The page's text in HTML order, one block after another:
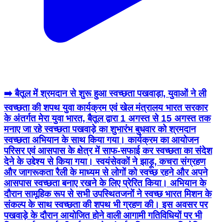
➡️ बैतूल में श्रमदान से शुरू हुआ स्वच्छता पखवाड़ा, युवाओं ने ली
स्वच्छता की शपथ युवा कार्यक्रम एवं खेल मंत्रालय भारत सरकार
के अंतर्गत मेरा युवा भारत, बैतूल द्वारा 1 अगस्त से 15 अगस्त तक
मनाए जा रहे स्वच्छता पखवाड़े का शुभारंभ बुधवार को श्रमदान
स्वच्छता अभियान के साथ किया गया। कार्यक्रम का आयोजन
परिसर एवं आसपास के क्षेत्र में साफ-सफाई कर स्वच्छता का संदेश
देने के उद्देश्य से किया गया। स्वयंसेवकों ने झाड़ू, कचरा संग्रहण
और जागरूकता रैली के माध्यम से लोगों को स्वच्छ रहने और अपने
आसपास स्वच्छता बनाए रखने के लिए प्रेरित किया। अभियान के
दौरान सामूहिक रूप से सभी उपस्थितजनों ने स्वच्छ भारत मिशन के
संकल्प के साथ स्वच्छता की शपथ भी ग्रहण की। इस अवसर पर
पखवाड़े के दौरान आयोजित होने वाली आगामी गतिविधियों पर भी